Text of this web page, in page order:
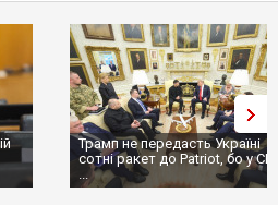
Трамп не передасть Україні
сотні ракет до Patriot, бо у
...